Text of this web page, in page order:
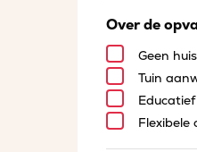
Over de
Geen
Tuin
Flexibele